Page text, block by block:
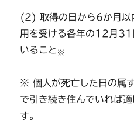
(2) 取得の日から6か月以
用を受ける各年の12月31
いること ※
※ 個人が死亡した日の属
で引き続き住んでいれば
す。